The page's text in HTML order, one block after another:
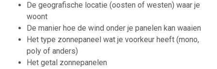
De geografische locatie (oosten of westen) waar je
woont
De manier hoe de wind onder je panelen kan waaien
Het type zonnepaneel wat je voorkeur heeft (mono,
poly of anders)
Het getal zonnepanelen